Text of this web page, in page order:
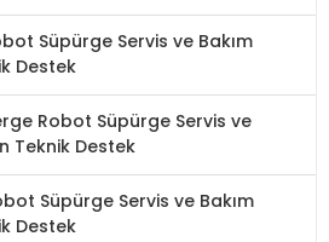
Süpürge Servis ve Bakım
Destek
Robot Süpürge Servis ve
Teknik Destek
Süpürge Servis ve Bakım
Destek